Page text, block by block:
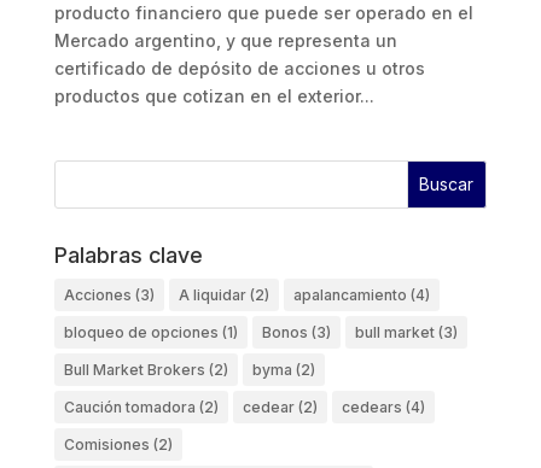
producto financiero que puede ser operado en el
Mercado argentino, y que representa un
certificado de depósito de acciones u otros
productos que cotizan en el exterior...
Palabras clave
Acciones (3) A liquidar(2) apalancamiento (4)
bloqueo de opciones (1) Bonos (3) bull market(3)
Bull Market Brokers (2) byma (2)
Caución tomadora (2) cedear(2) cedears (4)
Comisiones (2)